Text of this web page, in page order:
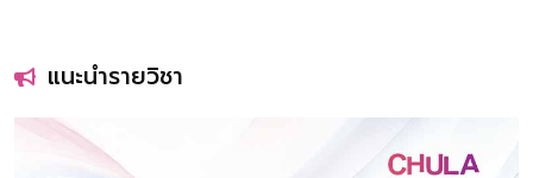
แนะนำรายวิชา